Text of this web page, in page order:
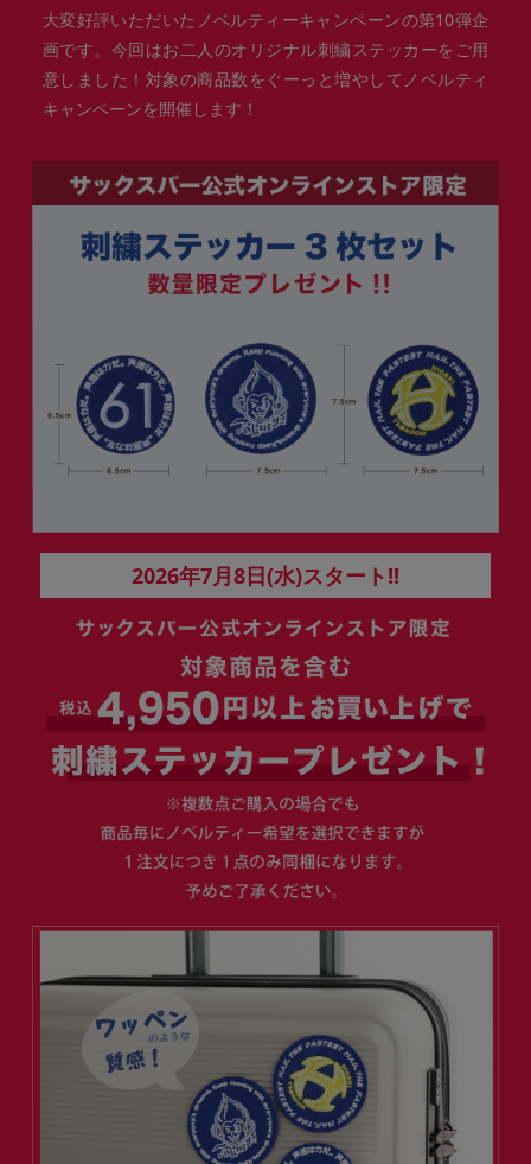
大変好評いただいたノベルティーキャンペーンの第10弾企
画です。今回はお二人のオリジナル刺繍ステッカーをご用
意しました！対象の商品数をぐーっと増やしてノベルティ
キャンペーンを開催します！
2026年7月8日(水)スタート!!